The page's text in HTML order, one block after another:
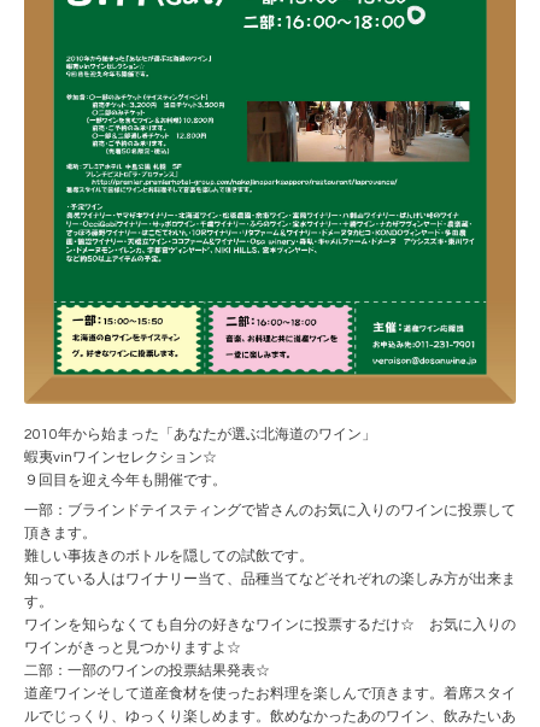
2010年から始まった「あなたが選ぶ北海道のワイン」
蝦夷vinワインセレクション☆
９回目を迎え今年も開催です。
一部：ブラインドテイスティングで皆さんのお気に入りのワインに投票して
頂きます。
難しい事抜きのボトルを隠しての試飲です。
知っている人はワイナリー当て、品種当てなどそれぞれの楽しみ方が出来ま
す。
ワインを知らなくても自分の好きなワインに投票するだけ☆ お気に入りの
ワインがきっと見つかりますよ☆
二部：一部のワインの投票結果発表☆
道産ワインそして道産食材を使ったお料理を楽しんで頂きます。着席スタイ
ルでじっくり、ゆっくり楽しめます。飲めなかったあのワイン、飲みたいあ